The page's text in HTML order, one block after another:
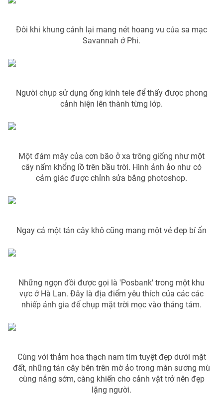
Video
VTV Money VTV Thể thao
VTV Sức khoẻ
Thị trường 24h Tấm lòng Việt
VTV4
VTV9 VTV8
Liên hệ tòa soạn English
THỜI BÁO VTV
Theo dõi báo trên
Cơ quan chủ quản:Đài Truyền hình Việt Nam
Cơ quan báo chí:
Tổng Biên tập:Vũ Thanh Thủy
Phó Tổng Biên tập:
Nguyễn Thị Mỹ Hạnh, Phạm Quốc Thắng,
Nguyễn Trọng Ninh
Đôi khi khung cảnh lại mang nét hoang vu của sa mạc
Savannah ở Phi.
Người chụp sử dụng ống kính tele để thấy được phong
cảnh hiện lên thành từng lớp.
Một đám mây của cơn bão ở xa trông giống như một
cây nấm khổng lồ trên bầu trời. Hình ảnh ảo như có
cảm giác được chỉnh sửa bằng photoshop.
Ngay cả một tán cây khô cũng mang một vẻ đẹp bí ẩn
Những ngọn đồi được gọi là 'Posbank' trong một khu
vực ở Hà Lan. Đây là địa điểm yêu thích của các các
nhiếp ảnh gia để chụp mặt trời mọc vào tháng tám.
Cùng với thảm hoa thạch nam tím tuyệt đẹp dưới mặt
đất, những tán cây bên trên mờ ảo trong màn sương mù
cùng nắng sớm, càng khiến cho cảnh vật trở nên đẹp
lặng người.